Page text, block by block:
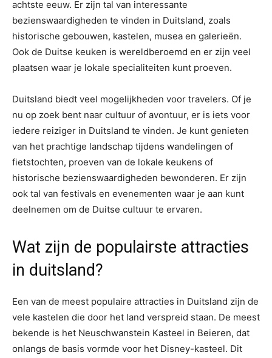
achtste eeuw. Er zijn tal van interessante
bezienswaardigheden te vinden in Duitsland, zoals
historische gebouwen, kastelen, musea en galerieën.
Ook de Duitse keuken is wereldberoemd en er zijn veel
plaatsen waar je lokale specialiteiten kunt proeven.
Duitsland biedt veel mogelijkheden voor travelers. Of je
nu op zoek bent naar cultuur of avontuur, er is iets voor
iedere reiziger in Duitsland te vinden. Je kunt genieten
van het prachtige landschap tijdens wandelingen of
fietstochten, proeven van de lokale keukens of
historische bezienswaardigheden bewonderen. Er zijn
ook tal van festivals en evenementen waar je aan kunt
deelnemen om de Duitse cultuur te ervaren.
Wat zijn de populairste attracties
in duitsland?
Een van de meest populaire attracties in Duitsland zijn de
vele kastelen die door het land verspreid staan. De meest
bekende is het Neuschwanstein Kasteel in Beieren, dat
onlangs de basis vormde voor het Disney-kasteel. Dit